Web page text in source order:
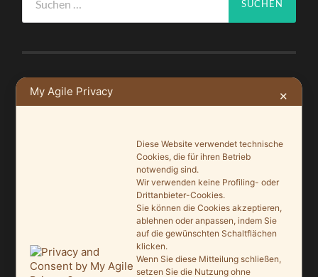
nach:
NEUSTE BEITRÄGE
Saisonauftakt nach Maß im Grönegau-Museum
Melle punktet beim „Tag des offenen Denkmals“
Ein Schaufenster der Denkmalpflege
My Agile Privacy ✕
Diese Website verwendet technische
Cookies, die für ihren Betrieb
notwendig sind.
Wir verwenden keine Profiling- oder
Drittanbieter-Cookies.
Sie können die Cookies akzeptieren,
ablehnen oder anpassen, indem Sie
auf die gewünschten Schaltflächen
klicken.
Wenn Sie diese Mitteilung schließen,
setzen Sie die Nutzung ohne